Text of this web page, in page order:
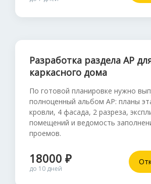
Разработка раздела АР
каркасного дома
По готовой планировке нужно
полноценный альбом АР: планы
кровли, 4 фасада, 2 разреза,
помещений и ведомость
проемов.
18000 ₽
до 10 дней